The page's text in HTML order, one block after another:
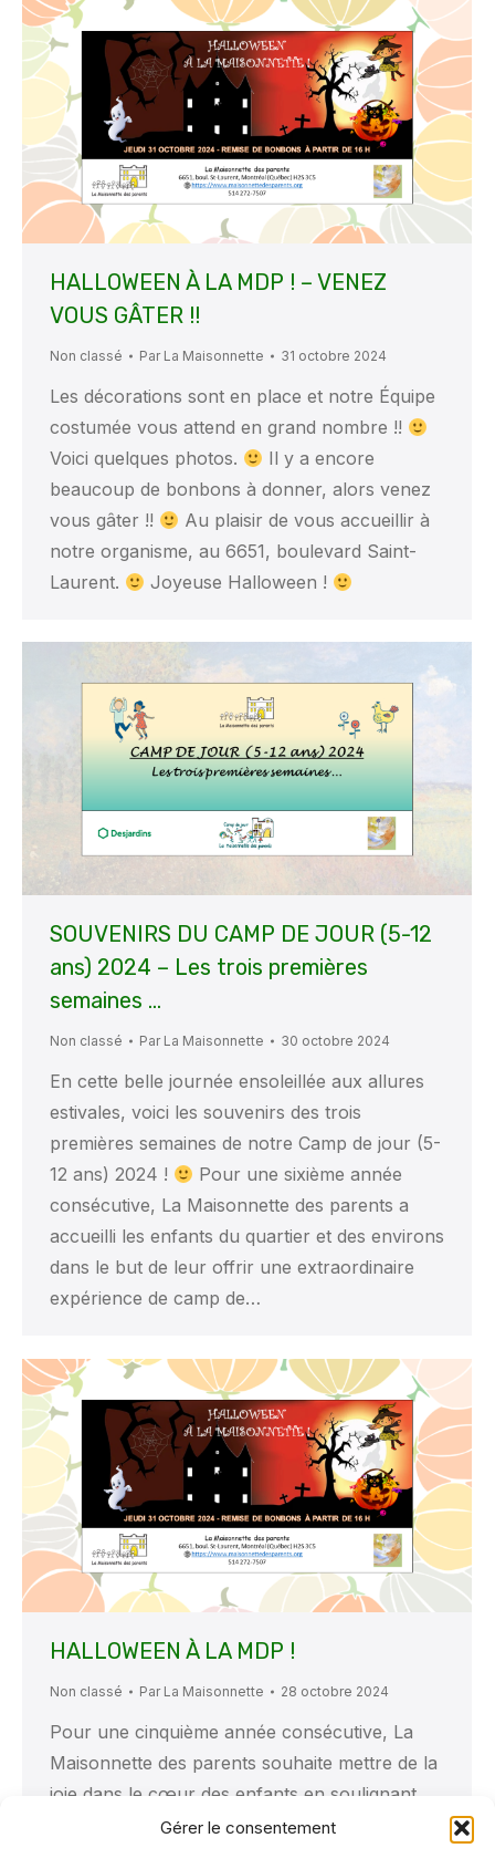
Gérer le consentement
HALLOWEEN À LA MDP ! – VENEZ
VOUS GÂTER !!
Non classé Par La Maisonnette 31 octobre 2024
Les décorations sont en place et notre Équipe
costumée vous attend en grand nombre !!
Voici quelques photos.
Il y a encore
beaucoup de bonbons à donner, alors venez
vous gâter !!
Au plaisir de vous accueillir à
notre organisme, au 6651, boulevard Saint-
Laurent.
Joyeuse Halloween !
SOUVENIRS DU CAMP DE JOUR (5-12
ans) 2024 – Les trois premières
semaines …
Non classé Par La Maisonnette 30 octobre 2024
En cette belle journée ensoleillée aux allures
estivales, voici les souvenirs des trois
premières semaines de notre Camp de jour (5-
12 ans) 2024 !
Pour une sixième année
consécutive, La Maisonnette des parents a
accueilli les enfants du quartier et des environs
dans le but de leur offrir une extraordinaire
expérience de camp de…
HALLOWEEN À LA MDP !
Non classé Par La Maisonnette 28 octobre 2024
Pour une cinquième année consécutive, La
Maisonnette des parents souhaite mettre de la
joie dans le cœur des enfants en soulignant
l’Halloween !
Ce jeudi, le 31 octobre, de 16